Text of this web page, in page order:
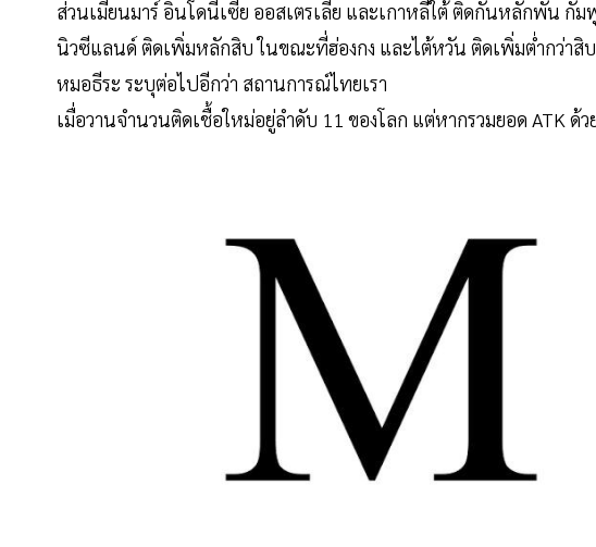
ส่วนเมียนมาร์ อินโดนีเซีย ออสเตรเลีย และเกาหลีใต้ ติดกันหลักพัน กั
นิวซีแลนด์ ติดเพิ่มหลักสิบ ในขณะที่ฮ่องกง และไต้หวัน ติดเพิ่มต่ำกว่าสิบ
หมอธีระ ระบุต่อไปอีกว่า สถานการณ์ไทยเรา
เมื่อวานจำนวนติดเชื้อใหม่อยู่ลำดับ 11 ของโลก แต่หากรวมยอด ATK ด้